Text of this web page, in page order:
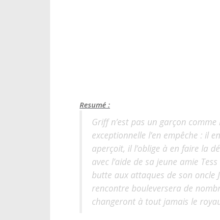
Resumé :
Griff n’est pas un garçon comme
exceptionnelle l’en empêche : il
aperçoit, il l’oblige à en faire la
avec l’aide de sa jeune amie
butte aux attaques de son oncle
rencontre bouleversera de
changeront à tout jamais le